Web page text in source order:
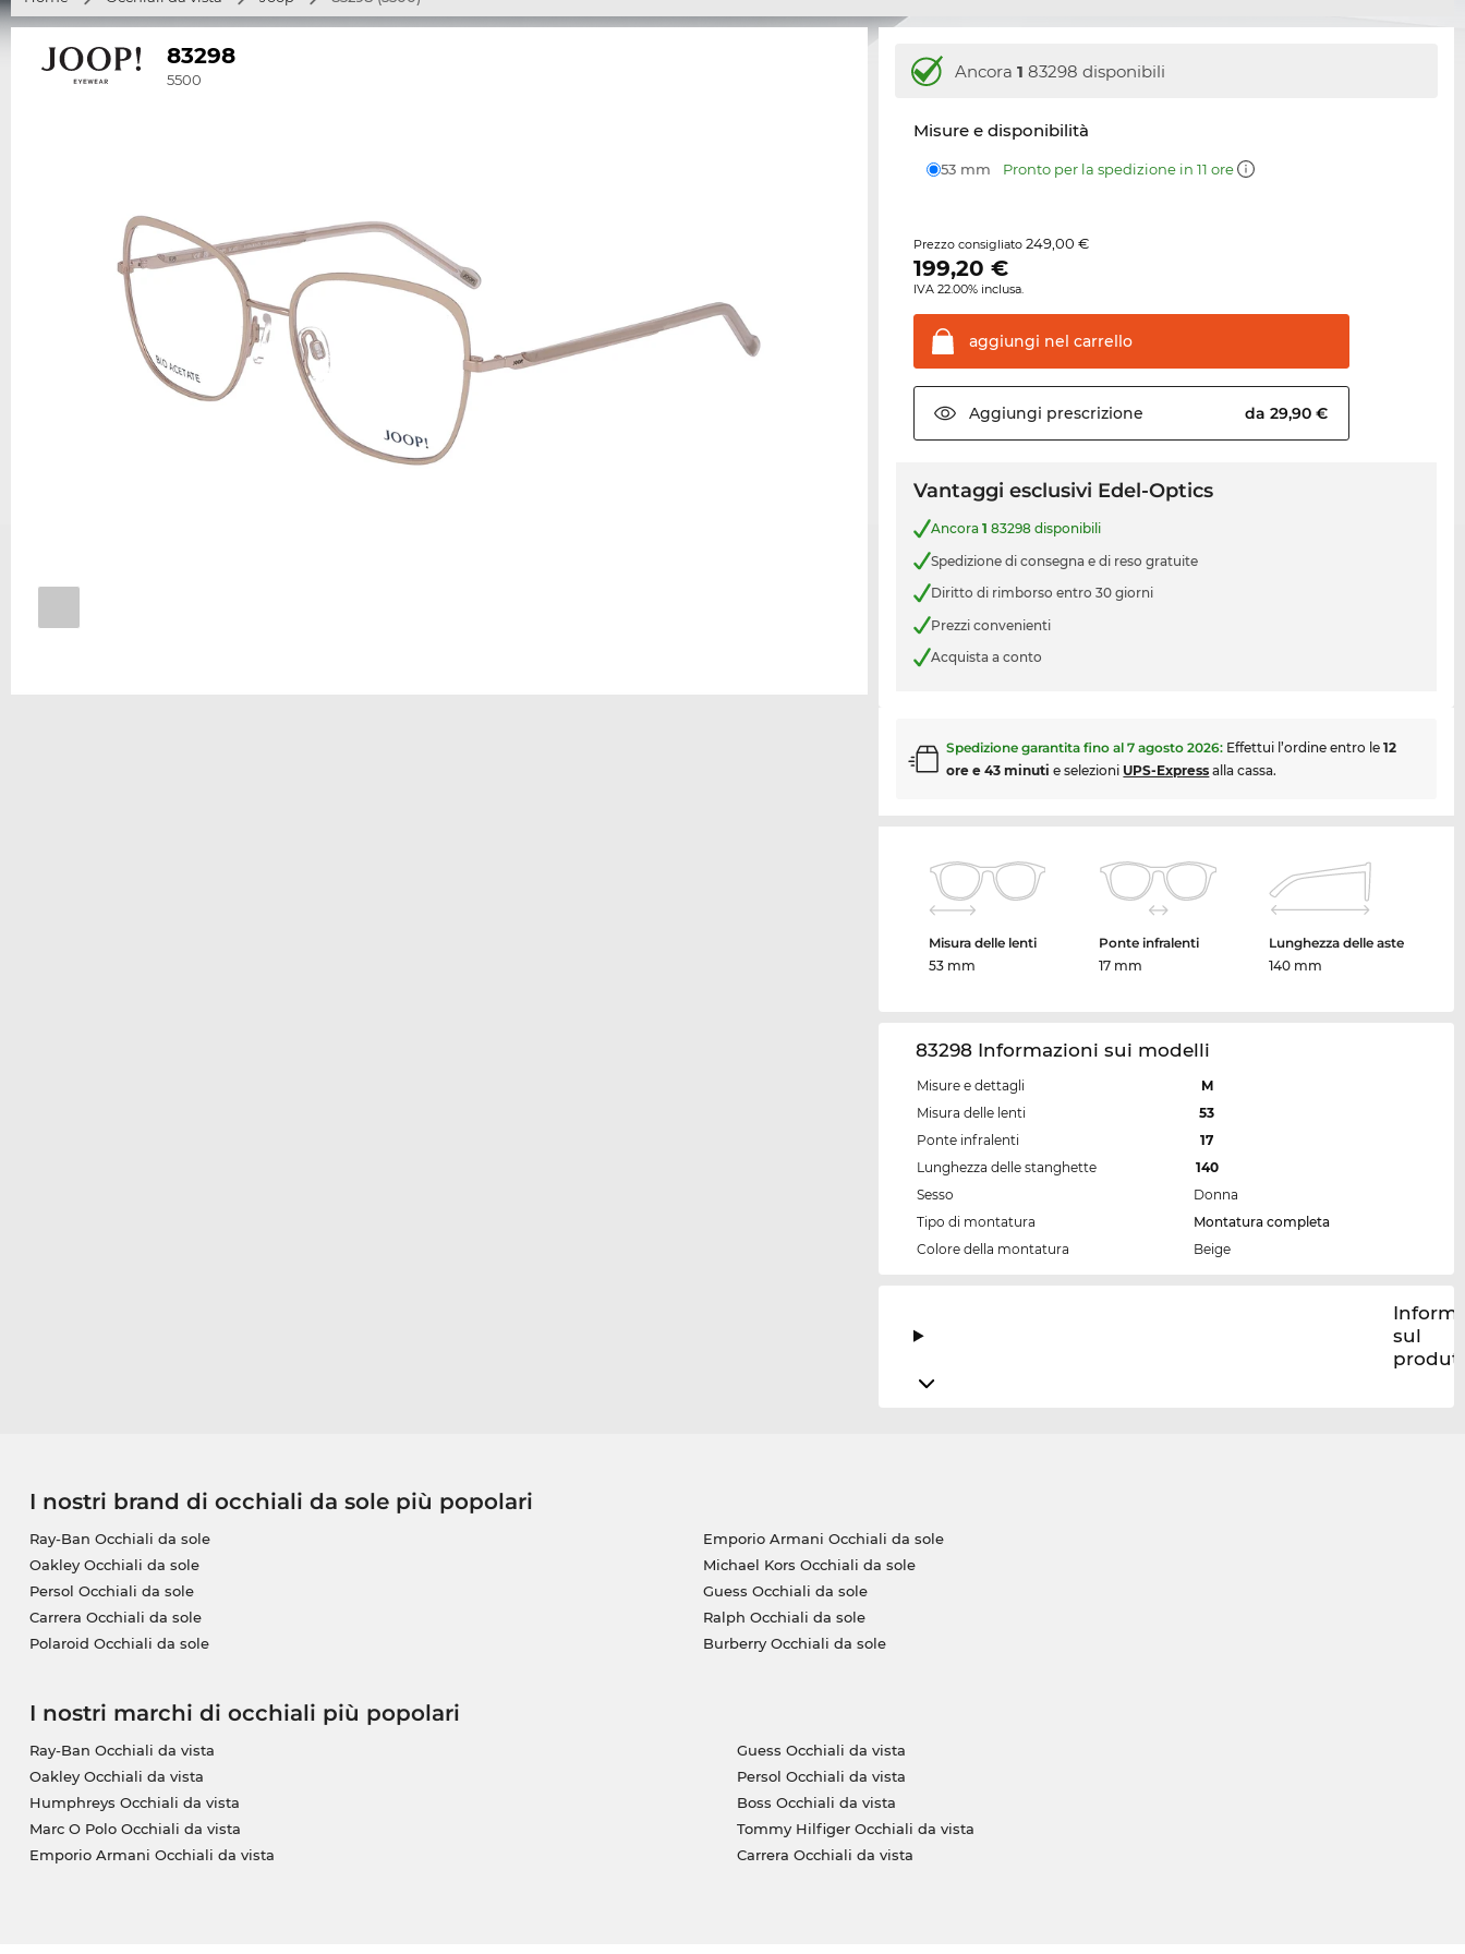
83298
5500 Ancora1 83298 disponibili
Misure e disponibilità
53 mm Pronto per la spedizione in 11 ore
Prezzo consigliato249,00 €
199,20 €
IVA 22.00% inclusa.
aggiungi nel carrello
Aggiungi prescrizione da 29,90 €
Vantaggi esclusivi Edel-Optics
Ancora1 83298 disponibili
Spedizione di consegna e di reso gratuite
Diritto di rimborso entro 30 giorni
Prezzi convenienti
Acquista a conto
Spedizione garantita fino al7 agosto 2026: Effettui l’ordine entro le12
ore e 43 minuti e selezioni UPS-Express alla cassa.
Misura delle lenti
53 mm
Ponte infralenti
17 mm
Lunghezza delle aste
140 mm
83298 Informazioni sui modelli
Misure e dettagli
M
Misura delle lenti
53
Ponte infralenti
17
Lunghezza delle stanghette
140
Sesso
Donna
Tipo di montatura
Montatura completa
Colore della montatura
Beige
sul
I nostri brand di occhiali da sole più popolari
Ray-Ban Occhiali da sole
Oakley Occhiali da sole
Persol Occhiali da sole
Carrera Occhiali da sole
Polaroid Occhiali da sole
Emporio Armani Occhiali da sole
Michael Kors Occhiali da sole
Guess Occhiali da sole
Ralph Occhiali da sole
Burberry Occhiali da sole
I nostri marchi di occhiali più popolari
Ray-Ban Occhiali da vista
Oakley Occhiali da vista
Humphreys Occhiali da vista
Marc O Polo Occhiali da vista
Emporio Armani Occhiali da vista
Guess Occhiali da vista
Persol Occhiali da vista
Boss Occhiali da vista
Tommy Hilfiger Occhiali da vista
Carrera Occhiali da vista